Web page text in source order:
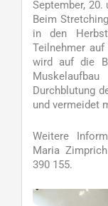
September, 20.
Beim
in den
Teilnehmer
wird auf die
Durchblutung
und vermeidet
Weitere
Maria
390 155.